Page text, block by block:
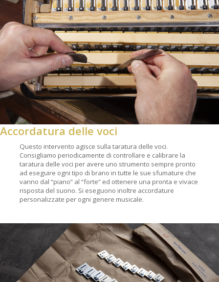
Accordatura delle voci
Questo intervento agisce sulla taratura delle voci.
Consigliamo periodicamente di controllare e calibrare la
taratura delle voci per avere uno strumento sempre pronto
ad eseguire ogni tipo di brano in tutte le sue sfumature che
vanno dal “piano” al “forte” ed ottenere una pronta e vivace
risposta del suono. Si eseguono inoltre accordature
personalizzate per ogni genere musicale.